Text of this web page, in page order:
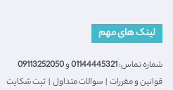
لینک های مهم
شماره تماس:01144445321و09113252050
قوانین و مقررات | سوالات متداول | ثبت شکایت